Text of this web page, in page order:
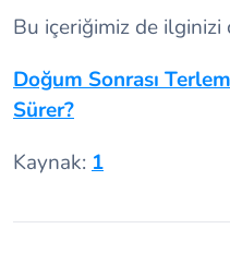
Bu içeriğimiz de ilginizi
Doğum Sonrası
Sürer?
Kaynak: 1